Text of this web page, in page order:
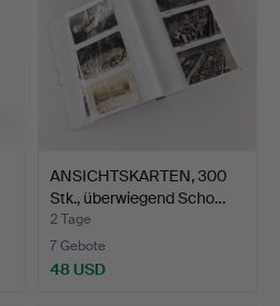
ANSICHTSKARTEN, 300
Stk., überwiegend Scho…
2 Tage
7 Gebote
48 USD